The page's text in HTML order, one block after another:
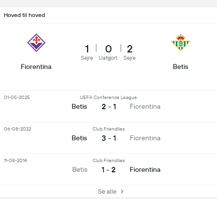
Hoved til hoved
Fiorentina
1
Sejre
0
Uafgjort
2
Sejre
Betis
Betis
UEFA Conference League
2 - 1 Fiorentina
01-05-2025
Betis
Club Friendlies
3 - 1 Fiorentina
06-08-2022
Betis
Club Friendlies
1 - 2 Fiorentina
11-08-2014
Se alle